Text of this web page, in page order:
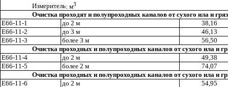
Измеритель: м3
Очистка проходят и полупроходных каналов от сухого ила и
Е66-11-1
до 2 м
38,16
Е66-11-2 до 3 м
46,13
Е66-11-3
более 3 м
56,50
Очистка проходных и полупроходных каналов от сухого ила и
Е66-11-4
до 2 м
49,38
Е66-11-5
более 2 м
74,07
Очистка проходных и полупроходных каналов от сухого ила и
Е66-11-6
до 2 м
54,95